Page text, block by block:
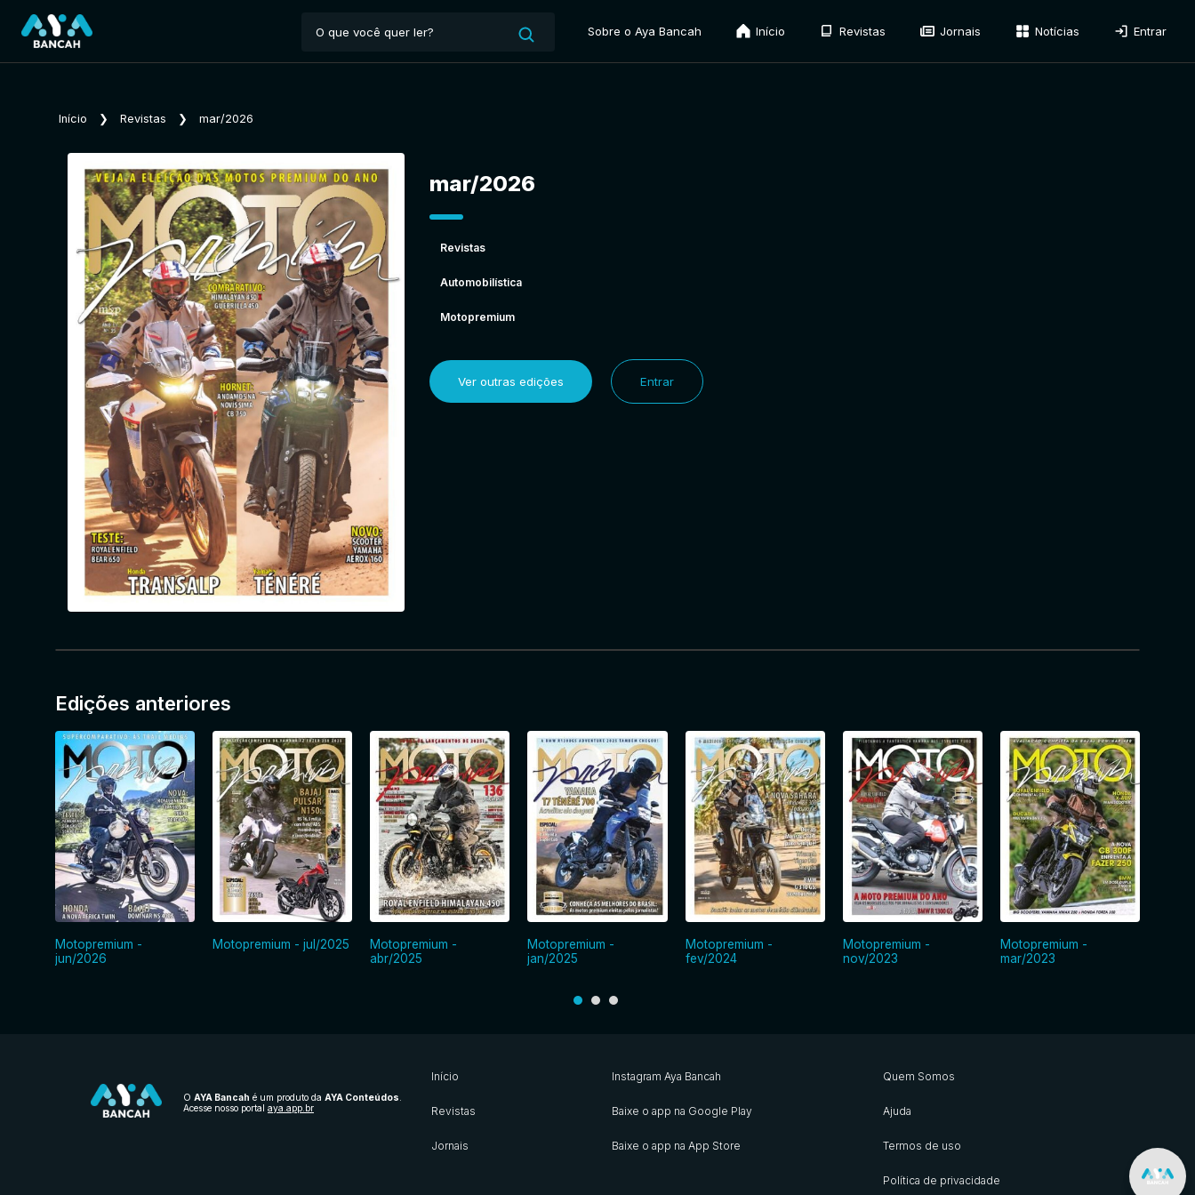
Sobre o Aya Bancah Início Revistas Jornais Notícias Entrar
Início ❯ Revistas ❯ mar/2026
mar/2026
Revistas
Automobilística
Motopremium
Ver outras edições Entrar
Edições anteriores
Motopremium -
jun/2026
Motopremium - jul/2025
Motopremium -
abr/2025
Motopremium -
jan/2025
Motopremium -
fev/2024
Motopremium -
nov/2023
Motopremium -
mar/2023
O AYA Bancah é um produto da AYA Conteúdos
Acesse nosso portal aya.app.br
Início
Revistas
Jornais
Instagram Aya Bancah
Baixe o app na Google Play
Baixe o app na App Store
Quem Somos
Ajuda
Termos de uso
Política de privacidade